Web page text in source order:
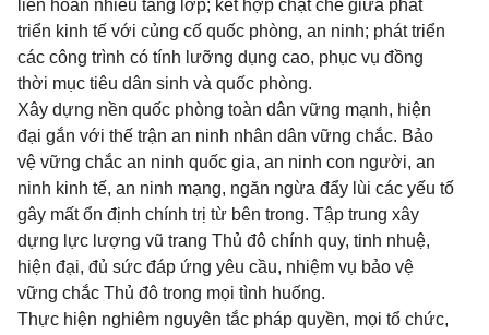
liên hoàn nhiều tầng lớp; kết hợp chặt chẽ giữa phát
triển kinh tế với củng cố quốc phòng, an ninh; phát triển
các công trình có tính lưỡng dụng cao, phục vụ đồng
thời mục tiêu dân sinh và quốc phòng.
Xây dựng nền quốc phòng toàn dân vững mạnh, hiện
đại gắn với thế trận an ninh nhân dân vững chắc. Bảo
vệ vững chắc an ninh quốc gia, an ninh con người, an
ninh kinh tế, an ninh mạng, ngăn ngừa đẩy lùi các yếu tố
gây mất ổn định chính trị từ bên trong. Tập trung xây
dựng lực lượng vũ trang Thủ đô chính quy, tinh nhuệ,
hiện đại, đủ sức đáp ứng yêu cầu, nhiệm vụ bảo vệ
vững chắc Thủ đô trong mọi tình huống.
Thực hiện nghiêm nguyên tắc pháp quyền, mọi tổ chức,